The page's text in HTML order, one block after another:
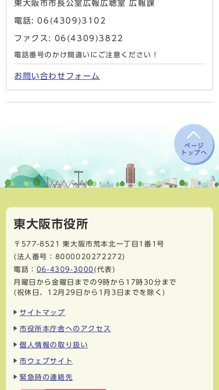
東大阪市市長公室広報広聴室 広報課
電話: 06(4309)3102
ファクス: 06(4309)3822
電話番号のかけ間違いにご注意ください！
お問い合わせフォーム
ページ
トップへ
東大阪市役所
〒577-8521
東大阪市荒本北一丁目1番1号
(法人番号：8000020272272)
電話： 06-4309-3000 (代表)
月曜日から金曜日までの9時から17時30分まで
(祝休日、12月29日から1月3日までを除く)
サイトマップ
市役所本庁舎へのアクセス
個人情報の取り扱い
市ウェブサイト
緊急時の連絡先